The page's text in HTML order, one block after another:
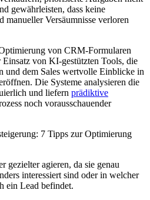
gewährleisten, dass keine
manueller Versäumnisse verloren
von CRM-Formularen
von KI-gestützten Tools, die
und dem Sales wertvolle Einblicke in
Die Systeme analysieren die
und liefern prädiktive
noch vorausschauender
gezielter agieren, da sie genau
interessiert sind oder in welcher
ein Lead befindet.